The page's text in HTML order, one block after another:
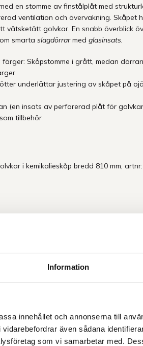
Information
innehållet och annonserna till
även sådana
som vi samarbetar med.
en stomme av finstålplåt med
ventilation och övervakning. Skåpet
vätsketätt golvkar. En snabb överblick
smarta slagdörrarmed glasinsats.
Skåpstomme i grått, medan
underlättar justering av skåpet på
(en insats av perforerad plåt för
tillbehör
i kemikalieskåp bredd 810 mm,
Ring oss